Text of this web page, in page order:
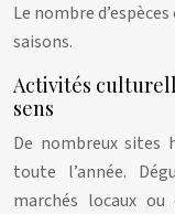
Le nombre
saisons.
Activités
sens
De nombreux sites
toute l’année.
marchés locaux